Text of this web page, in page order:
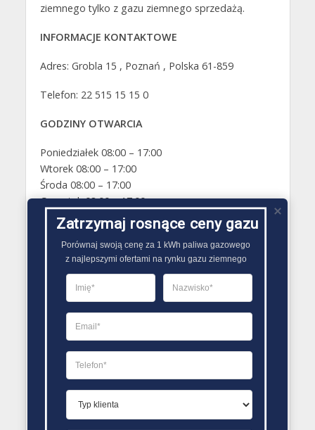
ziemnego tylko z gazu ziemnego sprzedażą.
INFORMACJE KONTAKTOWE
Adres: Grobla 15 , Poznań , Polska 61-859
Telefon: 22 515 15 15 0
GODZINY OTWARCIA
Poniedziałek 08:00 – 17:00
Wtorek 08:00 – 17:00
Środa 08:00 – 17:00
Czwartek 08:00 – 17:00
Piątek 08:00 – 17:00
Sobota Zamknięte
Niedziela Zamknięte
PORÓWNYWARKA OFERT GAZU
Zatrzymaj rosnące ceny gazu
Porównaj swoją cenę za 1 kWh paliwa gazowego
z najlepszymi ofertami na rynku gazu ziemnego